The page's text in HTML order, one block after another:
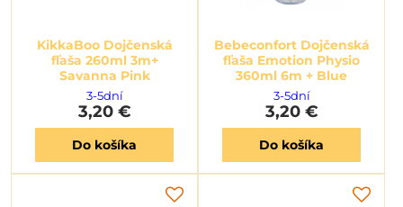
KikkaBoo Dojčenská
fľaša 260ml 3m+
Savanna Pink
3-5dní
3,20 €
Do košíka
Bebeconfort Dojčenská
fľaša Emotion Physio
360ml 6m + Blue
3-5dní
3,20 €
Do košíka